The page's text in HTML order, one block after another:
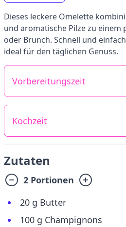
Dieses leckere Omelette
und aromatische Pilze zu einem
oder Brunch. Schnell und
ideal für den täglichen Genuss.
Vorbereitungszeit
Kochzeit
Zutaten
2 Portionen
20 g Butter
100 g Champignons